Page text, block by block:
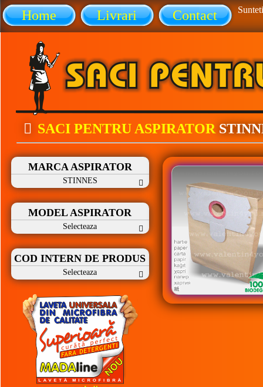
Home Livrari Contact
SACI PENTRU ASPIRATOR
MARCA ASPIRATOR
STINNES
MODEL ASPIRATOR
Selecteaza
COD INTERN DE PRODUS
Selecteaza